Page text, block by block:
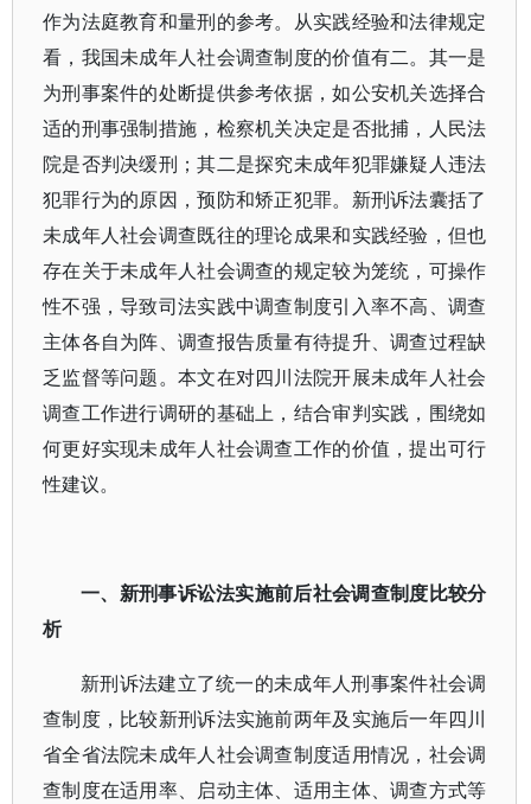
作为法庭教育和量刑的参考。从实践经验和法律规定
看，我国未成年人社会调查制度的价值有二。其一是
为刑事案件的处断提供参考依据，如公安机关选择合
适的刑事强制措施，检察机关决定是否批捕，人民法
院是否判决缓刑；其二是探究未成年犯罪嫌疑人违法
犯罪行为的原因，预防和矫正犯罪。新刑诉法囊括了
未成年人社会调查既往的理论成果和实践经验，但也
存在关于未成年人社会调查的规定较为笼统，可操作
性不强，导致司法实践中调查制度引入率不高、调查
主体各自为阵、调查报告质量有待提升、调查过程缺
乏监督等问题。本文在对四川法院开展未成年人社会
调查工作进行调研的基础上，结合审判实践，围绕如
何更好实现未成年人社会调查工作的价值，提出可行
性建议。
一、新刑事诉讼法实施前后社会调查制度比较分
析
新刑诉法建立了统一的未成年人刑事案件社会调
查制度，比较新刑诉法实施前两年及实施后一年四川
省全省法院未成年人社会调查制度适用情况，社会调
查制度在适用率、启动主体、适用主体、调查方式等